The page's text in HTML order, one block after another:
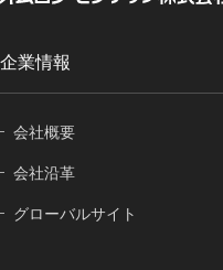
企業情報
会社概要
会社沿革
グローバルサイト